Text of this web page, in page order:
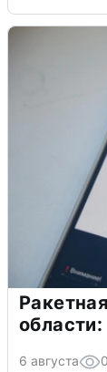
области:
6 августа 0